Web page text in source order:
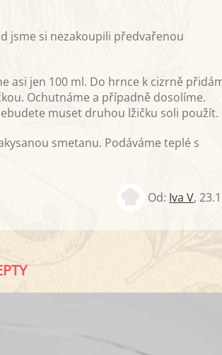
jsme si nezakoupili předvařenou
asi jen 100 ml. Do hrnce k cizrně
Ochutnáme a případně dosolíme.
muset druhou lžičku soli použít.
smetanu. Podáváme teplé s
Od: Iva V,